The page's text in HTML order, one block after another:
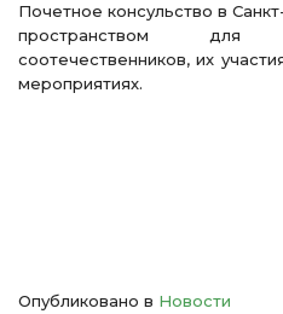
Почетное консульство в
пространством для
соотечественников, их
мероприятиях.
Опубликовано в Новости